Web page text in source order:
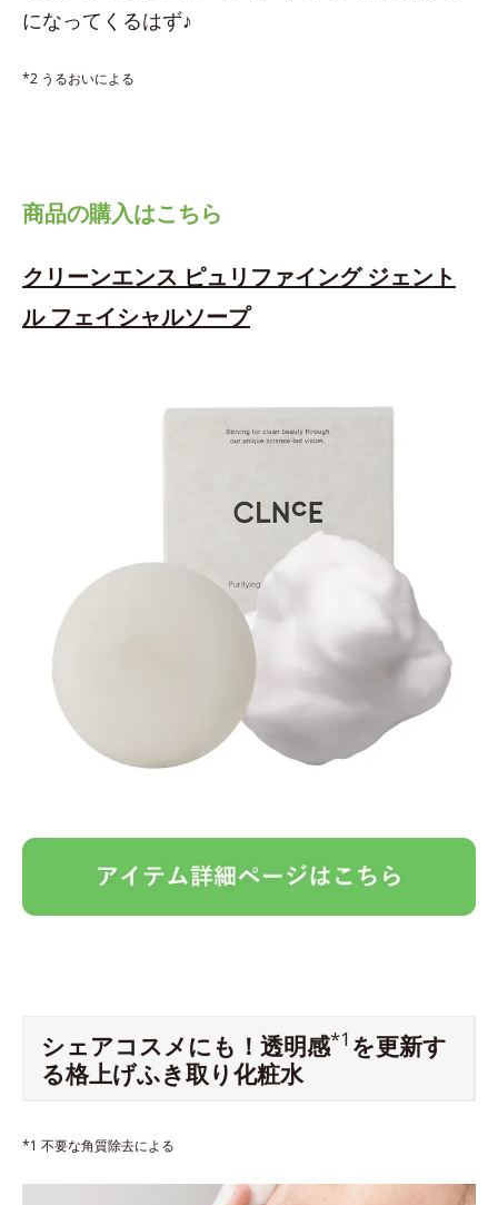
になってくるはず♪
*2 うるおいによる
商品の購入はこちら
クリーンエンス ピュリファイング ジェント
ル フェイシャルソープ
シェアコスメにも！透明感*1 を更新す
る格上げふき取り化粧水
*1 不要な角質除去による